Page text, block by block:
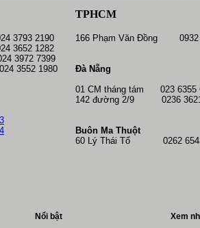
3793 2190
3652 1282
3972 7399
3552 1980
TPHCM
166 Phạm Văn Đồng 0932
Đà Nẵng
01 CM tháng tám 023 6355
142 đường 2/9 0236
Buôn Ma Thuột
60 Lý Thái Tổ 0262
Nổi bật Xem